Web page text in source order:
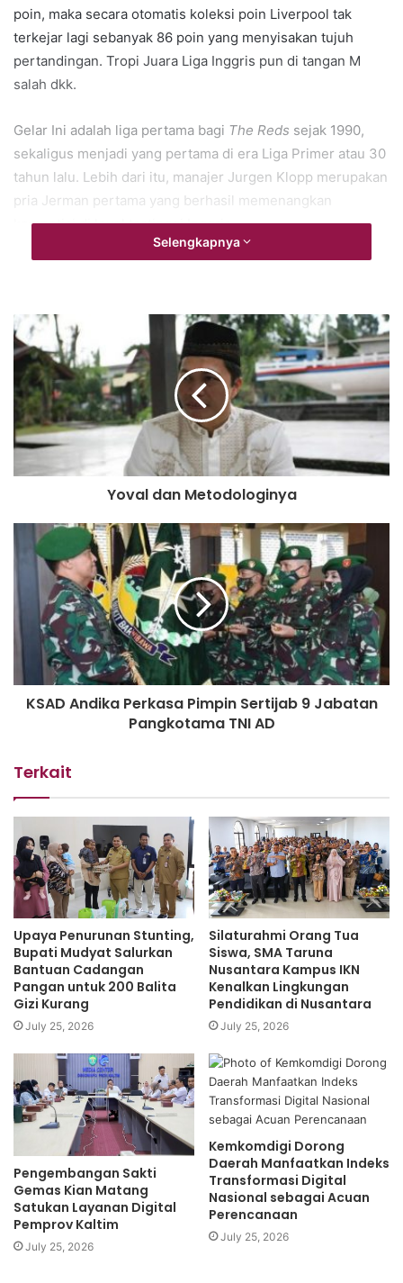
poin, maka secara otomatis koleksi poin Liverpool tak
terkejar lagi sebanyak 86 poin yang menyisakan tujuh
pertandingan. Tropi Juara Liga Inggris pun di tangan M
salah dkk.
Gelar Ini adalah liga pertama bagi The Reds sejak 1990,
sekaligus menjadi yang pertama di era Liga Primer atau 30
tahun lalu. Lebih dari itu, manajer Jurgen Klopp merupakan
pria Jerman pertama yang berhasil memenangkan
kompetisi di level tertinggi Inggris.
“Selamat untuk @LFC yang memenangkan Premier
League” cuit akun @ManCity. (miftahul)
Selengkapnya
Yoval dan Metodologinya
KSAD Andika Perkasa Pimpin Sertijab 9 Jabatan
Pangkotama TNI AD
Terkait
Upaya Penurunan Stunting,
Bupati Mudyat Salurkan
Bantuan Cadangan
Pangan untuk 200 Balita
Gizi Kurang
July 25, 2026
Silaturahmi Orang Tua
Siswa, SMA Taruna
Nusantara Kampus IKN
Kenalkan Lingkungan
Pendidikan di Nusantara
July 25, 2026
Pengembangan Sakti
Gemas Kian Matang
Satukan Layanan Digital
Pemprov Kaltim
July 25, 2026
Kemkomdigi Dorong
Daerah Manfaatkan Indeks
Transformasi Digital
Nasional sebagai Acuan
Perencanaan
July 25, 2026